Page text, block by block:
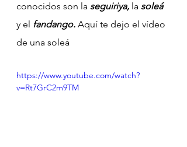
conocidos son la seguiriya, la soleá
y el fandango. Aquí te dejo el vídeo
de una soleá
https://www.youtube.com/watch?
v=Rt7GrC2m9TM